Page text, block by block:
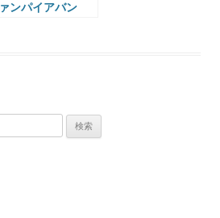
ァンパイアバン